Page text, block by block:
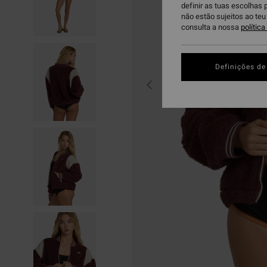
definir as tuas escolhas
não estão sujeitos ao
consulta a nossa política
Definições